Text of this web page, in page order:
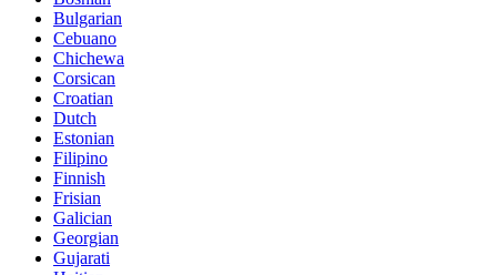
Bulgarian
Cebuano
Chichewa
Corsican
Croatian
Dutch
Estonian
Filipino
Finnish
Frisian
Galician
Georgian
Gujarati